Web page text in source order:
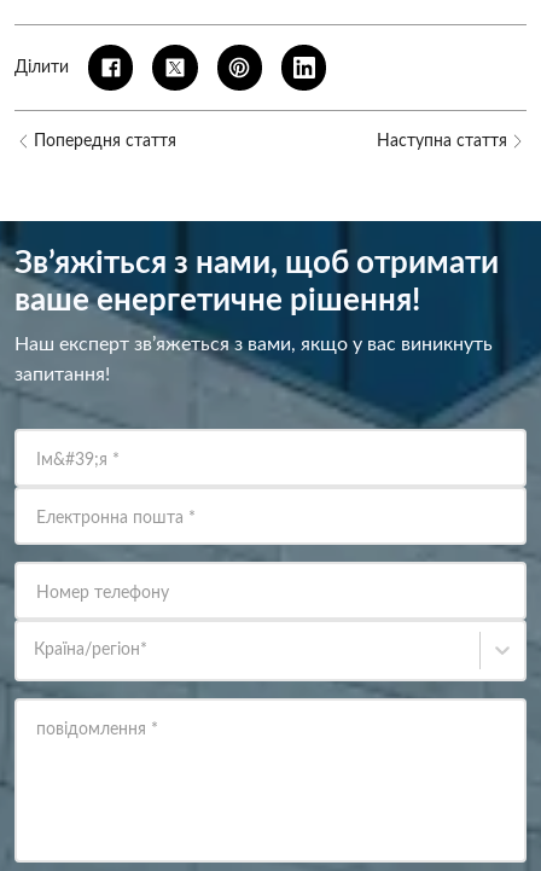
Ділити
Попередня стаття Наступна стаття
Зв’яжіться з нами, щоб отримати
ваше енергетичне рішення!
Наш експерт зв’яжеться з вами, якщо у вас виникнуть
запитання!
Ім&#39;я *
Електронна пошта *
Номер телефону
Країна/регіон*
повідомлення *